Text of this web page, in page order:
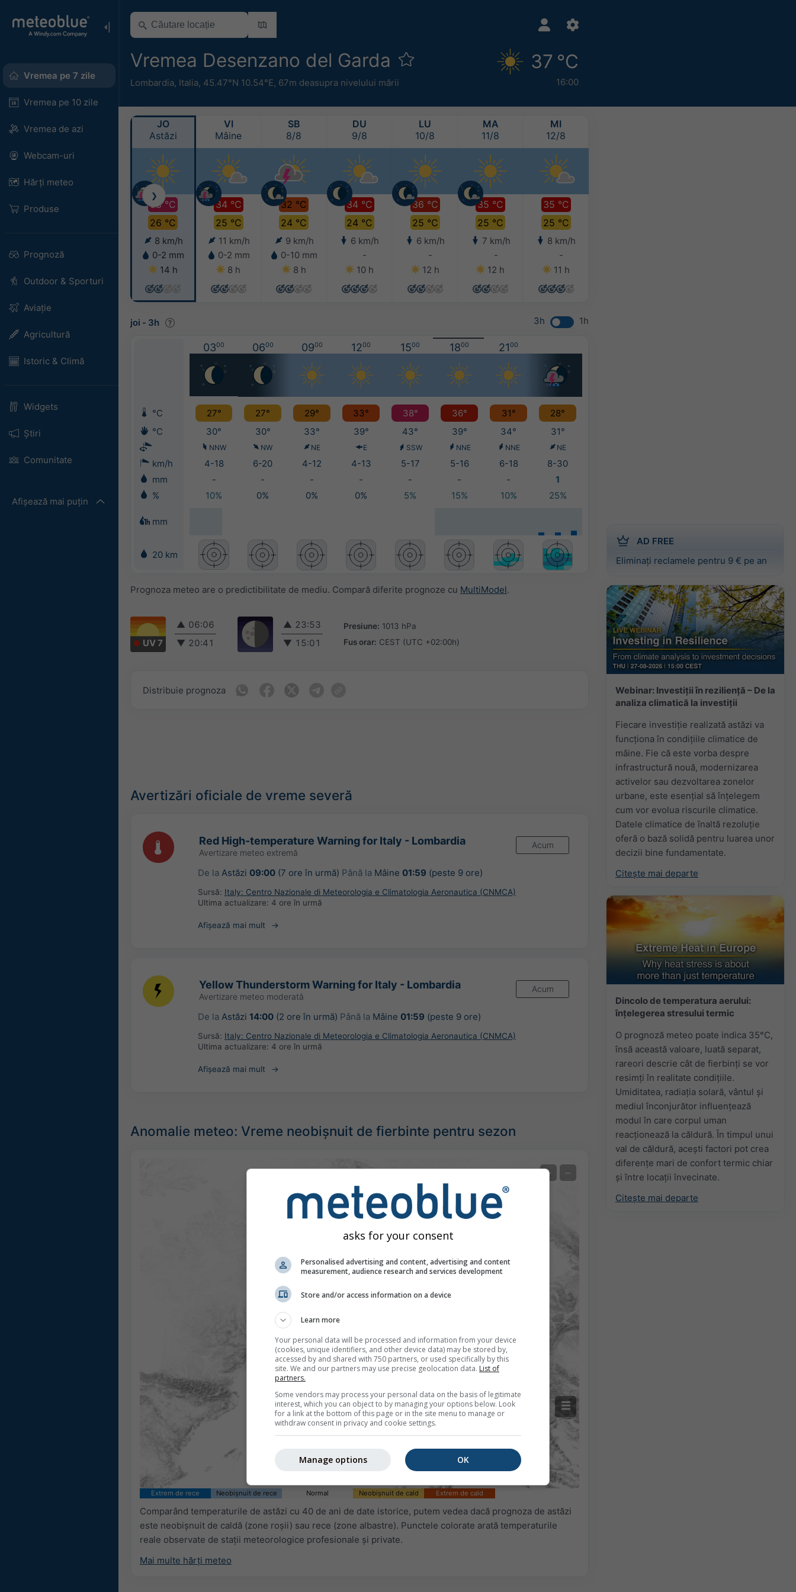
Vremea pe 7 zile
Vremea pe 10 zile
Vremea de azi
Webcam-uri
Hărți meteo
Produse
Prognoză
Outdoor & Sporturi
Aviație
Agricultură
Istoric & Climă
Widgets
Știri
Comunitate
Afișează mai puțin
Vremea Desenzano del Garda
Lombardia, Italia, 45.47°N 10.54°E, 67m deasupra nivelului mării
37 °C
16:00
AD FREE
Eliminați reclamele pentru 9 € pe an
Webinar: Investiții în reziliență – De la
analiza climatică la investiții
Fiecare investiție realizată astăzi va
funcționa în condițiile climatice de
mâine. Fie că este vorba despre
infrastructură nouă, modernizarea
activelor sau dezvoltarea zonelor
urbane, este esențial să înțelegem
cum vor evolua riscurile climatice.
Datele climatice de înaltă rezoluție
oferă o bază solidă pentru luarea unor
decizii bine fundamentate.
Citește mai departe
Dincolo de temperatura aerului:
înțelegerea stresului termic
O prognoză meteo poate indica 35°C,
însă această valoare, luată separat,
rareori descrie cât de fierbinți se vor
resimți în realitate condițiile.
Umiditatea, radiația solară, vântul și
mediul înconjurător influențează
modul în care corpul uman
reacționează la căldură. În timpul unui
val de căldură, acești factori pot crea
diferențe mari de confort termic chiar
și între locații învecinate.
Citește mai departe
JO
Astăzi
38 °C
26 °C
8 km/h
0-2 mm
14 h
VI
Mâine
34 °C
25 °C
11 km/h
0-2 mm
8 h
SB
8/8
32 °C
24 °C
9 km/h
0-10 mm
8 h
DU
9/8
34 °C
24 °C
6 km/h
-
10 h
LU
10/8
36 °C
25 °C
6 km/h
-
12 h
MA
11/8
35 °C
25 °C
7 km/h
-
12 h
MI
12/8
35 °C
25 °C
8 km/h
-
11 h
❯
joi - 3h 3h 1h
0300 0600 0900 1200 1500 1800 2100
°C 27° 27° 29° 33° 38° 36° 31°
28°
°C
30° 30° 33° 39° 43° 39° 34° 31°
NNW NW NE E SSW NNE NNE NE
km/h 4-18 6-20 4-12 4-13 5-17 5-16 6-18
8-30
mm
- - - - - - -
1
%
10% 0% 0% 0% 5% 15% 10% 25%
mm
20 km
Prognoza meteo are o predictibilitate de mediu. Compară diferite prognoze cu MultiModel.
UV 7
▲ 06:06
▼ 20:41
▲ 23:53
▼ 15:01
Presiune: 1013 hPa
Fus orar: CEST (UTC +02:00h)
Distribuie prognoza
Avertizări oficiale de vreme severă
Red High-temperature Warning for Italy - Lombardia
Avertizare meteo extremă
Acum
De la Astăzi 09:00(7 ore în urmă) Până la Mâine 01:59 (peste 9 ore)
Sursă: Italy: Centro Nazionale di Meteorologia e Climatologia Aeronautica (CNMCA)
Ultima actualizare: 4 ore în urmă
Afișează mai mult
Yellow Thunderstorm Warning for Italy - Lombardia
Avertizare meteo moderată
Acum
De la Astăzi 14:00(2 ore în urmă) Până la Mâine 01:59 (peste 9 ore)
Sursă: Italy: Centro Nazionale di Meteorologia e Climatologia Aeronautica (CNMCA)
Ultima actualizare: 4 ore în urmă
Afișează mai mult
Anomalie meteo: Vreme neobișnuit de fierbinte pentru sezon
Temperatura OBS
Prognoză extremă
+ −
Extrem de rece Neobișnuit de rece Normal Neobișnuit de cald Extrem de cald
Comparând temperaturile de astăzi cu 40 de ani de date istorice, putem vedea dacă prognoza de astăzi
este neobișnuit de caldă (zone roșii) sau rece (zone albastre). Punctele colorate arată temperaturile
reale observate de stații meteorologice profesionale și private.
Mai multe hărți meteo
asks for your consent
Personalised advertising and content, advertising and content
measurement, audience research and services development
Store and/or access information on a device
Learn more
Your personal data will be processed and information from your device
(cookies, unique identifiers, and other device data) may be stored by,
accessed by and shared with 750 partners, or used specifically by this
site. We and our partners may use precise geolocation data. List of
partners.
Some vendors may process your personal data on the basis of legitimate
interest, which you can object to by managing your options below. Look
for a link at the bottom of this page or in the site menu to manage or
withdraw consent in privacy and cookie settings.
OK
Manage options